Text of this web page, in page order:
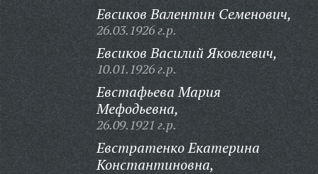
Евсиков Валентин Семенович,
26.03.1926 г.р.
Евсиков Василий Яковлевич,
10.01.1926 г.р.
Евстафьева Мария
Мефодьевна,
26.09.1921 г.р.
Евстратенко Екатерина
Константиновна,